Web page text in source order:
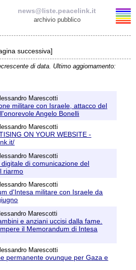
news@liste.peacelink.it
archivio pubblico
successiva]
di data. Ultimo aggiornamento:
Marescotti
militare con Israele, attacco del
Angelo Bonelli
Marescotti
ON YOUR WEBSITE -
Marescotti
di comunicazione del
riarmo
Marescotti
d'Intesa militare con Israele da
Marescotti
e anziani uccisi dalla fame.
il Memorandum di Intesa
Marescotti
permanente ovunque per Gaza e